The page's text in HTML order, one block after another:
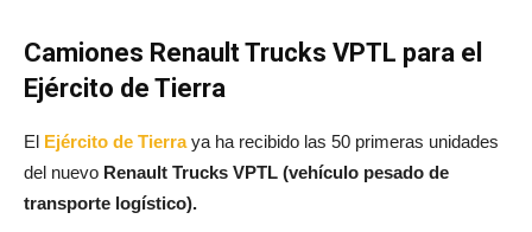
Camiones Renault Trucks VPTL para el
Ejército de Tierra
El Ejército de Tierraya ha recibido las 50 primeras unidades
del nuevo Renault Trucks VPTL (vehículo pesado de
transporte logístico).